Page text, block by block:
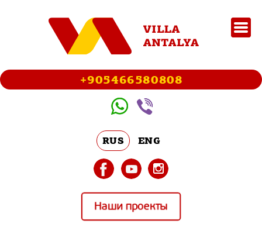
+905466580808
Наши проекты
RUS ENG